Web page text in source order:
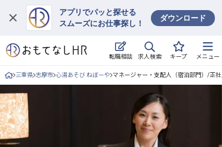
アプリでパッと探せる
スムーズにお仕事探し！
ダウンロード
転職相談 求人検索 キープ メニュー
ログイン
求人・施設を探す
三重県 志摩市 心湯あそび ねぼーや マネージャー・支配人（宿泊部門）/正社